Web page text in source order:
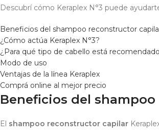
Descubrí cómo Keraplex N°3 puede
Beneficios del shampoo reconstructor
¿Cómo actúa Keraplex N°3?
¿Para qué tipo de cabello está
Modo de uso
Ventajas de la línea Keraplex
Comprá online al mejor precio
Beneficios del
El shampoo reconstructor capilar